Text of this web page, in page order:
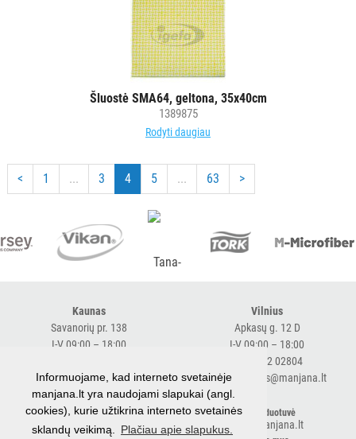
Šluostė SMA64, geltona, 35x40cm
1389875
Rodyti daugiau
< 1 ... 3 4 5 ... 63 >
Kaunas
Savanorių pr. 138
I-V 09:00 – 18:00
expresskaunas@manjana.lt
Vilnius
Apkasų g. 12 D
I-V 09:00 – 18:00
+370 682 02804
expressvilnius@manjana.lt
Klaipėda
Baltijos pr. 26 B
El. parduotuvė
shop.manjana.lt
Informuojame, kad interneto svetainėje
manjana.lt yra naudojami slapukai (angl.
cookies), kurie užtikrina interneto svetainės
sklandų veikimą.
Plačiau apie slapukus.